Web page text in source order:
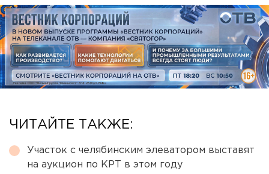
ЧИТАЙТЕ ТАКЖЕ:
Участок с челябинским элеватором выставят
на аукцион по КРТ в этом году